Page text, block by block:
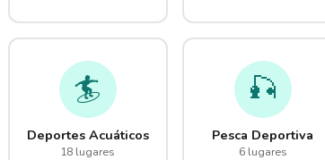
🏄
Deportes Acuáticos
18 lugares
🎣
Pesca Deportiva
6 lugares